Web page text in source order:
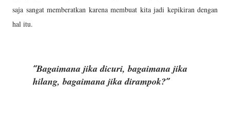
saja sangat memberatkan karena membuat kita jadi kepikiran dengan
hal itu.
Bagaimana jika dicuri, bagaimana jika
hilang, bagaimana jika dirampok?